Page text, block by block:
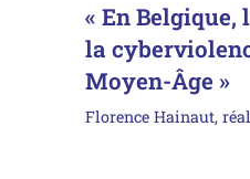
« En
la
Moyen-Âge »
Florence Hainaut,